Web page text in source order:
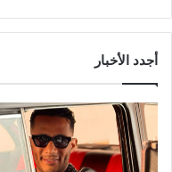
أجدد الأخبار